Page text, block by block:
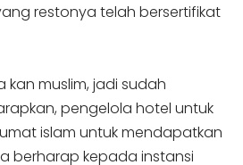
restonya telah bersertifikat
kan muslim, jadi sudah
pengelola hotel untuk
islam untuk mendapatkan
berharap kepada instansi